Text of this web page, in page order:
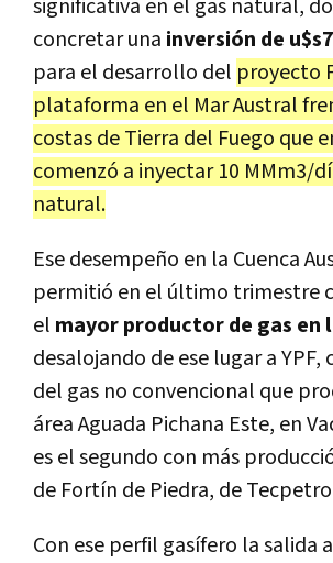
significativa en el gas natural,
concretar una inversión de
para el desarrollo del proyecto
plataforma en el Mar Austral
costas de Tierra del Fuego que
comenzó a inyectar 10 MMm3/
natural.
Ese desempeño en la Cuenca
permitió en el último trimestre
el mayor productor de gas en
desalojando de ese lugar a
del gas no convencional que
área Aguada Pichana Este, en
es el segundo con más
de Fortín de Piedra, de
Con ese perfil gasífero la salida